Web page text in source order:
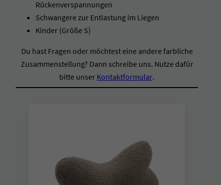
Rückenverspannungen
Schwangere zur Entlastung im Liegen
Kinder (Größe S)
Du hast Fragen oder möchtest eine andere farbliche
Zusammenstellung? Dann schreibe uns. Nutze dafür
bitte unser Kontaktformular(Link)
.